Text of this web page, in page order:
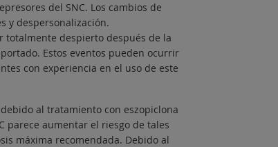
del SNC. Los cambios de
y despersonalización.
totalmente despierto después de la
Estos eventos pueden ocurrir
con experiencia en el uso de este
al tratamiento con eszopiclona
parece aumentar el riesgo de tales
máxima recomendada. Debido al